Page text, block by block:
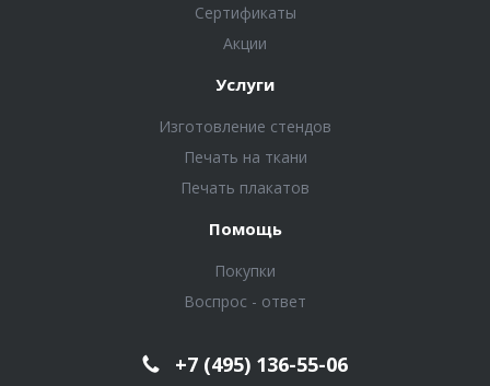
Сертификаты
Акции
Услуги
Изготовление стендов
Печать на ткани
Печать плакатов
Помощь
Покупки
Воспрос - ответ
+7 (495) 136-55-06